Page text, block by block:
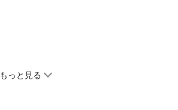
もっと見る